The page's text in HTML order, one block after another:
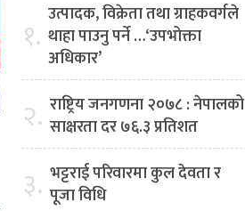
१. उत्पादक, विक्रेता तथा ग्राहकवर्गले
थाहा पाउनु पर्ने …‘उपभोक्ता
अधिकार’
२. राष्ट्रिय जनगणना २०७८ : नेपालको
साक्षरता दर ७६.३ प्रतिशत
३. भट्टराई परिवारमा कुल देवता र
पूजा विधि